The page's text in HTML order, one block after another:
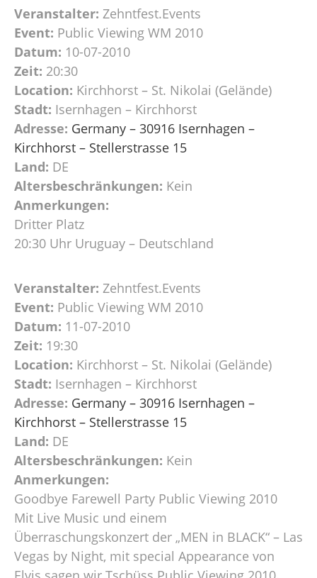
Veranstalter: Zehntfest.Events
Event: Public Viewing WM 2010
Datum: 10-07-2010
Zeit: 20:30
Location: Kirchhorst – St. Nikolai (Gelände)
Stadt: Isernhagen – Kirchhorst
Adresse: Germany – 30916 Isernhagen –
Kirchhorst – Stellerstrasse 15
Land: DE
Altersbeschränkungen: Kein
Anmerkungen:
Dritter Platz
20:30 Uhr Uruguay – Deutschland
Veranstalter: Zehntfest.Events
Event: Public Viewing WM 2010
Datum: 11-07-2010
Zeit: 19:30
Location: Kirchhorst – St. Nikolai (Gelände)
Stadt: Isernhagen – Kirchhorst
Adresse: Germany – 30916 Isernhagen –
Kirchhorst – Stellerstrasse 15
Land: DE
Altersbeschränkungen: Kein
Anmerkungen:
Goodbye Farewell Party Public Viewing 2010
Mit Live Music und einem
Überraschungskonzert der „MEN in BLACK“ – Las
Vegas by Night, mit special Appearance von